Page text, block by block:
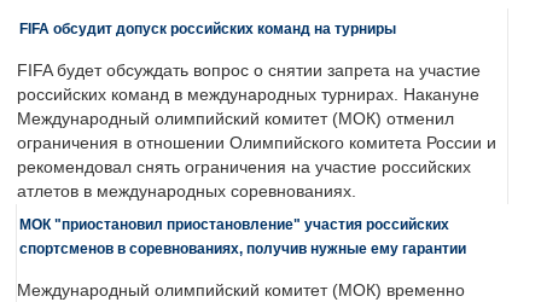
FIFA обсудит допуск российских команд на турниры
FIFA будет обсуждать вопрос о снятии запрета на участие
российских команд в международных турнирах. Накануне
Международный олимпийский комитет (МОК) отменил
ограничения в отношении Олимпийского комитета России и
рекомендовал снять ограничения на участие российских
атлетов в международных соревнованиях.
МОК "приостановил приостановление" участия российских
спортсменов в соревнованиях, получив нужные ему гарантии
Международный олимпийский комитет (МОК) временно